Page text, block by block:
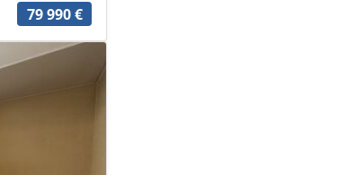
79 990 €